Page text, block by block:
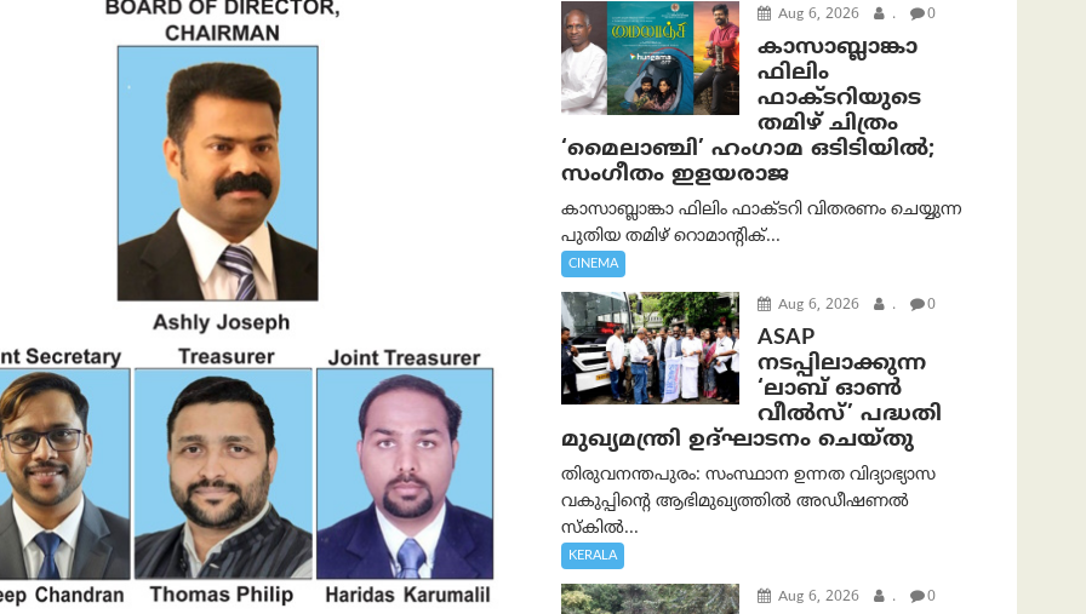
Aug 6, 2026 . 0
കാസാബ്ലാങ്കാ
ഫിലിം
ഫാക്ടറിയുടെ
തമിഴ് ചിത്രം
‘മൈലാഞ്ചി’ ഹംഗാമ ഒടിടിയിൽ;
സംഗീതം ഇളയരാജ
കാസാബ്ലാങ്കാ ഫിലിം ഫാക്ടറി വിതരണം ചെയ്യുന്ന
പുതിയ തമിഴ് റൊമാന്റിക്...
CINEMA
Aug 6, 2026 . 0
ASAP
നടപ്പിലാക്കുന്ന
‘ലാബ് ഓൺ
വീൽസ്’ പദ്ധതി
മുഖ്യമന്ത്രി ഉദ്ഘാടനം ചെയ്തു
തിരുവനന്തപുരം: സംസ്ഥാന ഉന്നത വിദ്യാഭ്യാസ
വകുപ്പിന്റെ ആഭിമുഖ്യത്തിൽ അഡീഷണൽ
സ്കിൽ...
KERALA
Aug 6, 2026 . 0